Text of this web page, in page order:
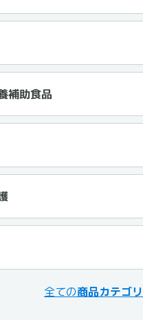
補助食品
全ての商品カテゴリ